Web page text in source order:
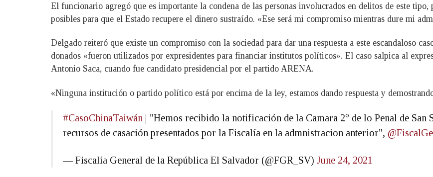
El funcionario agregó que es importante la condena de las personas involucrados en delitos de este tipo,
posibles para que el Estado recupere el dinero sustraído. «Ese será mi compromiso mientras dure mi
Delgado reiteró que existe un compromiso con la sociedad para dar una respuesta a este escandaloso
donados «fueron utilizados por expresidentes para financiar institutos políticos». El caso salpica al
Antonio Saca, cuando fue candidato presidencial por el partido ARENA.
«Ninguna institución o partido político está por encima de la ley, estamos dando respuesta y
#CasoChinaTaiwán | "Hemos recibido la notificación de la Camara 2° de lo Penal de San
recursos de casación presentados por la Fiscalía en la admnistracion anterior",
— Fiscalía General de la República El Salvador (@FGR_SV) June 24, 2021